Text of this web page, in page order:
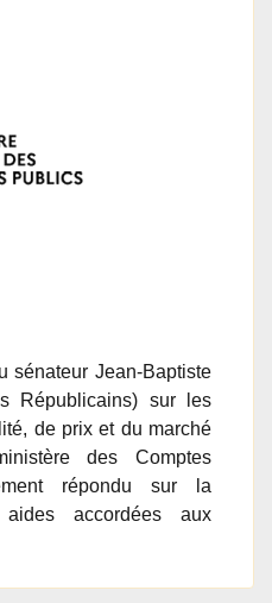
sénateur Jean-Baptiste
Républicains) sur les
de prix et du marché
des Comptes
répondu sur la
accordées aux